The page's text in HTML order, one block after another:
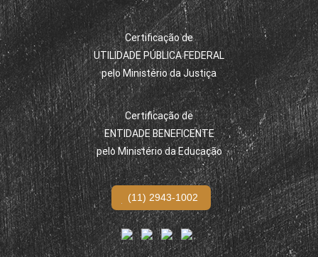
Certificação de
UTILIDADE PÚBLICA FEDERAL
pelo Ministério da Justiça
Certificação de
ENTIDADE BENEFICENTE
pelo Ministério da Educação
(11) 2943-1002